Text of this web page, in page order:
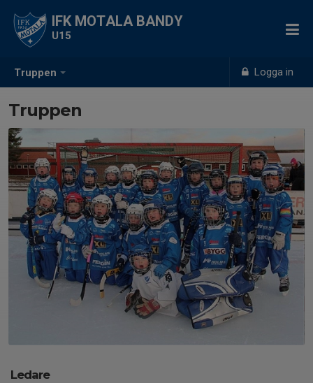
Truppen Logga in
IFK MOTALA BANDY
U15
Truppen
Ledare